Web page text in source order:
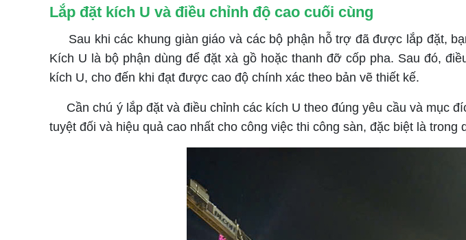
Lắp đặt kích U và điều chỉnh độ cao cuối cùng
Sau khi các khung giàn giáo và các bộ phận hỗ trợ đã được lắp đặt,
Kích U là bộ phận dùng để đặt xà gồ hoặc thanh đỡ cốp pha. Sau đó,
kích U, cho đến khi đạt được cao độ chính xác theo bản vẽ thiết kế.
Cần chú ý lắp đặt và điều chỉnh các kích U theo đúng yêu cầu và mục
tuyệt đối và hiệu quả cao nhất cho công việc thi công sàn, đặc biệt là trong